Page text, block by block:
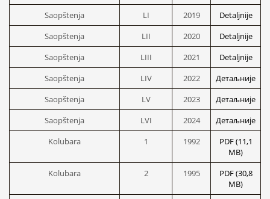
Saopštenja
LI 2019
Detaljnije
Saopštenja
LII 2020
Detaljnije
Saopštenja
LIII 2021
Detaljnije
Saopštenja
LIV 2022
Детаљније
Saopštenja
LV 2023
Детаљније
Saopštenja
LVI 2024
Детаљније
Kolubara
1 1992
PDF (11,1
MB)
Kolubara
2 1995
PDF (30,8
MB)